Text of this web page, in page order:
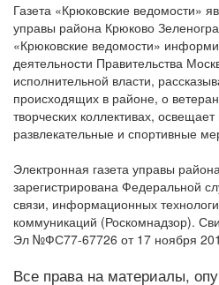
Газета «Крюковские ведомости»
управы района Крюково
«Крюковские ведомости»
деятельности Правительства
исполнительной власти,
происходящих в районе, о
творческих коллективах,
развлекательные и спортивные
Электронная газета управы
зарегистрирована Федеральной
связи, информационных
коммуникаций (Роскомнадзор).
Эл №ФС77-67726 от 17 ноября
Все права на материалы,